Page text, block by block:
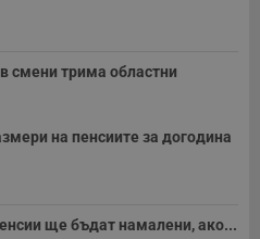
смени трима областни
на пенсиите за догодина
ще бъдат намалени, ако...